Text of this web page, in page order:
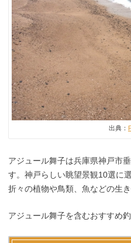
出典：
アジュール舞子は兵庫県神戸市
す。神戸らしい眺望景観10選に
折々の植物や鳥類、魚などの生
アジュール舞子を含むおすすめ